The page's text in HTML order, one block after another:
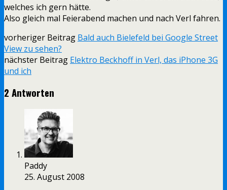
welches ich gern hätte.
Also gleich mal Feierabend machen und nach Verl fahren.
vorheriger Beitrag Bald auch Bielefeld bei Google Street
View zu sehen?
nächster Beitrag Elektro Beckhoff in Verl, das iPhone 3G
und ich
2 Antworten
Paddy
25. August 2008